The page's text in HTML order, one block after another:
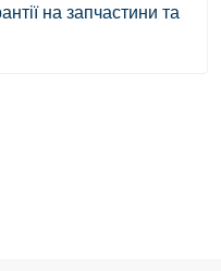
на запчастини та